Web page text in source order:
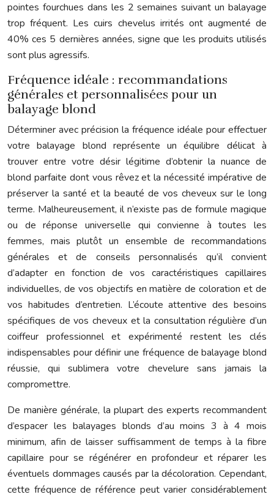
pointes fourchues dans les 2 semaines suivant un balayage
trop fréquent. Les cuirs chevelus irrités ont augmenté de
40% ces 5 dernières années, signe que les produits utilisés
sont plus agressifs.
Fréquence idéale : recommandations
générales et personnalisées pour un
balayage blond
Déterminer avec précision la fréquence idéale pour effectuer
votre balayage blond représente un équilibre délicat à
trouver entre votre désir légitime d’obtenir la nuance de
blond parfaite dont vous rêvez et la nécessité impérative de
préserver la santé et la beauté de vos cheveux sur le long
terme. Malheureusement, il n’existe pas de formule magique
ou de réponse universelle qui convienne à toutes les
femmes, mais plutôt un ensemble de recommandations
générales et de conseils personnalisés qu’il convient
d’adapter en fonction de vos caractéristiques capillaires
individuelles, de vos objectifs en matière de coloration et de
vos habitudes d’entretien. L’écoute attentive des besoins
spécifiques de vos cheveux et la consultation régulière d’un
coiffeur professionnel et expérimenté restent les clés
indispensables pour définir une fréquence de balayage blond
réussie, qui sublimera votre chevelure sans jamais la
compromettre.
De manière générale, la plupart des experts recommandent
d’espacer les balayages blonds d’au moins 3 à 4 mois
minimum, afin de laisser suffisamment de temps à la fibre
capillaire pour se régénérer en profondeur et réparer les
éventuels dommages causés par la décoloration. Cependant,
cette fréquence de référence peut varier considérablement